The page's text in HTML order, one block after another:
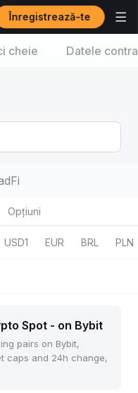
Înregistrează-te
cheie Datele
Opțiuni
USD1 EUR BRL PLN
Spot - on Bybit
pairs on Bybit,
caps and 24h change,